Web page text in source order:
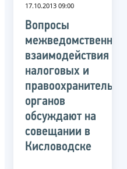
17.10.2013 09:00
Вопросы
межведомственного
взаимодействия
налоговых и
правоохранительных
органов
обсуждают на
совещании в
Кисловодске